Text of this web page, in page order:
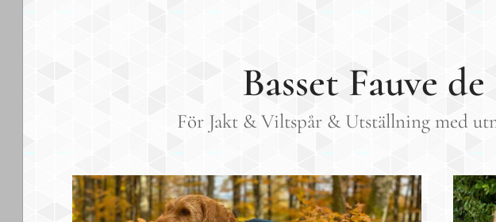
Basset Fauve
För Jakt & Viltspår & Utställning med